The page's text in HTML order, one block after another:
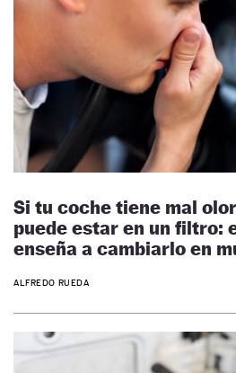
Si tu coche tiene mal
puede estar en un filtro:
enseña a cambiarlo en
ALFREDO RUEDA